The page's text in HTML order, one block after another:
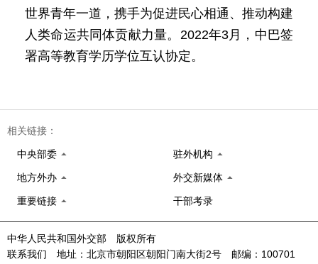
世界青年一道，携手为促进民心相通、推动构建
人类命运共同体贡献力量。2022年3月，中巴签
署高等教育学历学位互认协定。
相关链接：
中央部委 驻外机构
地方外办 外交新媒体
重要链接 干部考录
中华人民共和国外交部 版权所有
联系我们 地址：北京市朝阳区朝阳门南大街2号 邮编：100701